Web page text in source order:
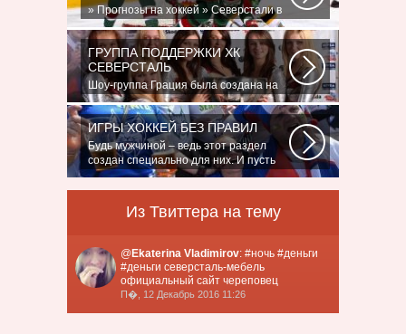
» Прогнозы на хоккей » Северстали в
последнее время крупно не везет.
Коллектив...
ГРУППА ПОДДЕРЖКИ ХК
СЕВЕРСТАЛЬ
Шоу-группа Грация была создана на
базе ярославского шейпинг-центра
для...
ИГРЫ ХОККЕЙ БЕЗ ПРАВИЛ
Будь мужчиной – ведь этот раздел
создан специально для них. И пусть
злопыхатели...
Из Твиттера на тему
@ Ekaterina Vladimirov: #ночь #деньги
#деньги северсталь-мебель
официальный сайт череповец
П�, 12 Декабрь 2016 11:26